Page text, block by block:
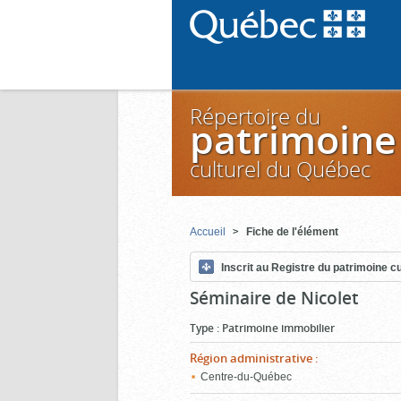
Répertoire du
patrimoine
culturel du Québec
Accueil Fiche de l'élément
Inscrit au Registre du patrimoine
Séminaire de Nicolet
Type : Patrimoine immobilier
Région administrative :
Centre-du-Québec